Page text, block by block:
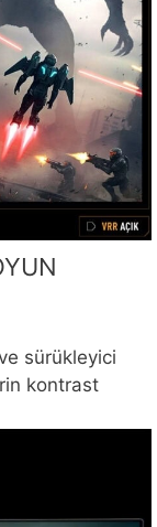
ve sürükleyici
kontrast